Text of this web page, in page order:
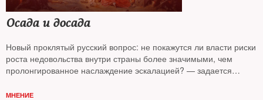
Осада и досада
Новый проклятый русский вопрос: не покажутся ли власти риски
роста недовольства внутри страны более значимыми, чем
пролонгированное наслаждение эскалацией? — задается
МНЕНИЕ